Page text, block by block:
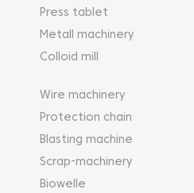
Press tablet
Metall machinery
Colloid mill
Wire machinery
Protection chain
Blasting machine
Scrap-machinery
Biowelle